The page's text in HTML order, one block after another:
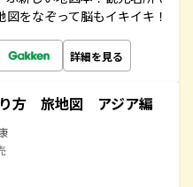
をなぞって脳もイキイキ！
詳細を見る
方 旅地図 アジア編